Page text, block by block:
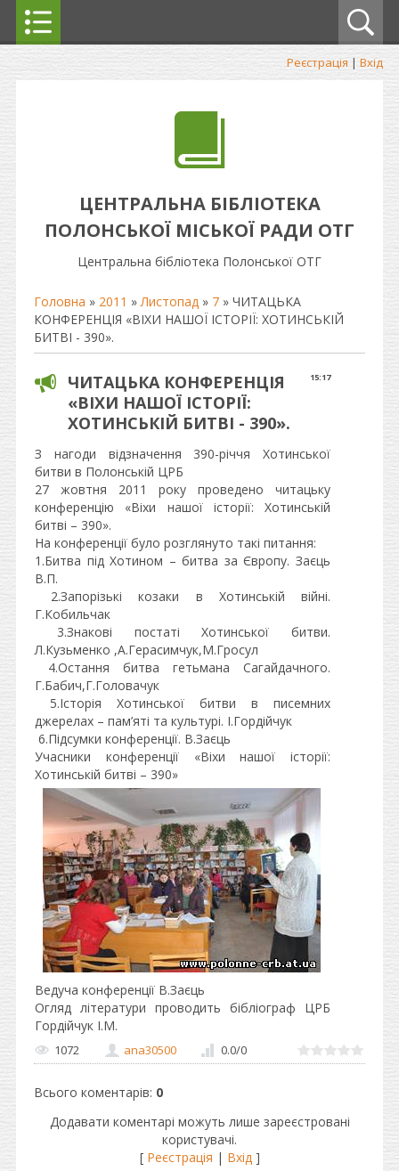
Реєстрація | Вхід
ЦЕНТРАЛЬНА БІБЛІОТЕКА
ПОЛОНСЬКОЇ МІСЬКОЇ РАДИ ОТГ
Центральна бібліотека Полонської ОТГ
Головна » 2011 » Листопад » 7 » ЧИТАЦЬКА
КОНФЕРЕНЦІЯ «ВІХИ НАШОЇ ІСТОРІЇ: ХОТИНСЬКІЙ
БИТВІ - 390».
15:17
ЧИТАЦЬКА КОНФЕРЕНЦІЯ
«ВІХИ НАШОЇ ІСТОРІЇ:
ХОТИНСЬКІЙ БИТВІ - 390».
З нагоди відзначення 390-річчя Хотинської
битви в Полонській ЦРБ
27 жовтня 2011 року проведено читацьку
конференцію «Віхи нашої історії: Хотинській
битві – 390».
На конференції було розглянуто такі питання:
1.Битва під Хотином – битва за Європу. Заєць
В.П.
2.Запорізькі козаки в Хотинській війні.
Г.Кобильчак
3.Знакові постаті Хотинської битви.
Л.Кузьменко ,А.Герасимчук,М.Гросул
4.Остання битва гетьмана Сагайдачного.
Г.Бабич,Г.Головачук
5.Історія Хотинської битви в писемних
джерелах – пам’яті та культурі. І.Гордійчук
6.Підсумки конференції. В.Заєць
Учасники конференції «Віхи нашої історії:
Хотинській битві – 390»
Ведуча конференції В.Заєць
Огляд літератури проводить бібліограф ЦРБ
Гордійчук І.М.
1072 ana30500 0.0/0
Всього коментарів: 0
Додавати коментарі можуть лише зареєстровані
користувачі.
[ Реєстрація | Вхід]